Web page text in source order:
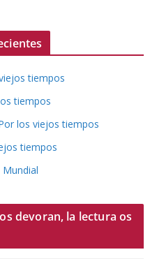
tiempos
tiempos
los viejos tiempos
tiempos
devoran, la lectura os